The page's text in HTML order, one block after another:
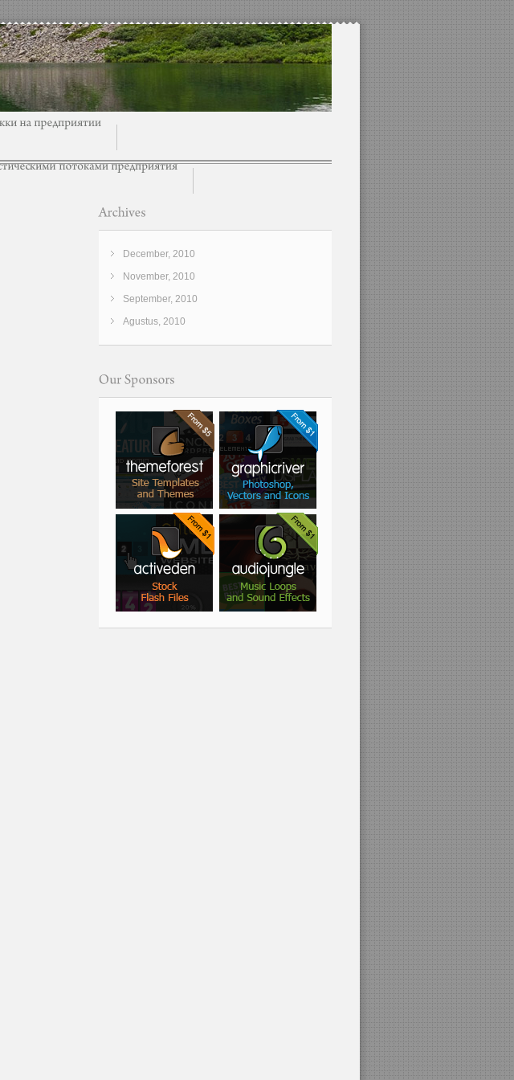
December, 2010
November, 2010
September, 2010
Agustus, 2010